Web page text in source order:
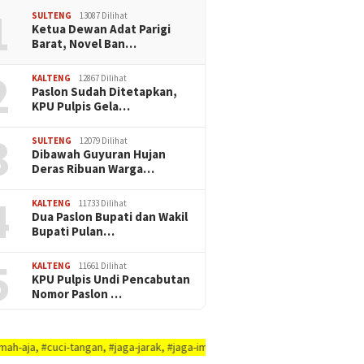
SULTENG 13087 Dilihat
Ketua Dewan Adat Parigi
Barat, Novel Ban…
KALTENG 12867 Dilihat
Paslon Sudah Ditetapkan,
KPU Pulpis Gela…
SULTENG 12079 Dilihat
Dibawah Guyuran Hujan
Deras Ribuan Warga…
KALTENG 11733 Dilihat
Dua Paslon Bupati dan Wakil
Bupati Pulan…
KALTENG 11661 Dilihat
KPU Pulpis Undi Pencabutan
Nomor Paslon …
tangan, #jaga-jarak, #jaga-imunitas-tubuh, #rajin-bersikan-diri-&-